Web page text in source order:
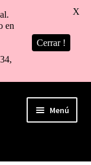
Menú
en
Cerrar !
X